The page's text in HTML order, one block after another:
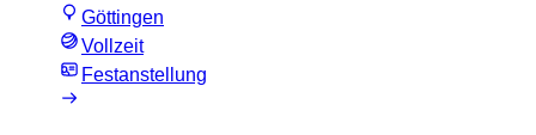
Göttingen
Vollzeit
Festanstellung